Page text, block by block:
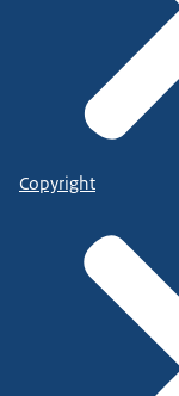
Copyright